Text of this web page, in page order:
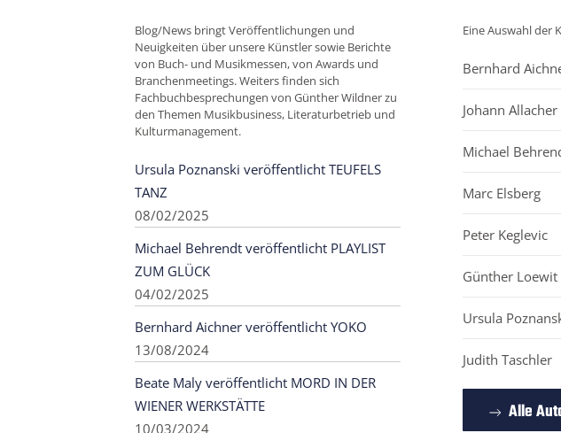
Blog/News bringt Veröffentlichungen und
Neuigkeiten über unsere Künstler sowie Berichte
von Buch- und Musikmessen, von Awards und
Branchenmeetings. Weiters finden sich
Fachbuchbesprechungen von Günther Wildner zu
den Themen Musikbusiness, Literaturbetrieb und
Kulturmanagement.
Ursula Poznanski veröffentlicht TEUFELS
TANZ
08/02/2025
Michael Behrendt veröffentlicht PLAYLIST
ZUM GLÜCK
04/02/2025
Bernhard Aichner veröffentlicht YOKO
13/08/2024
Beate Maly veröffentlicht MORD IN DER
WIENER WERKSTÄTTE
10/03/2024
Eine Auswahl der
Bernhard
Johann Allacher
Michael
Marc Elsberg
Peter Keglevic
Günther Loewit
Ursula
Judith Taschler
Alle